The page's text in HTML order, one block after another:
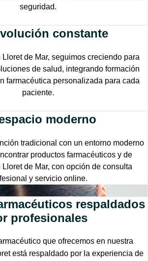
seguridad.
constante
de Mar, seguimos creciendo para
de salud, integrando formación
farmacéutica personalizada para cada
paciente.
moderno
tradicional con un entorno moderno
productos farmacéuticos y de
Lloret de Mar, con opción de consulta
y servicio online.
respaldados
profesionales
que ofrecemos en nuestra
está respaldado por la experiencia de